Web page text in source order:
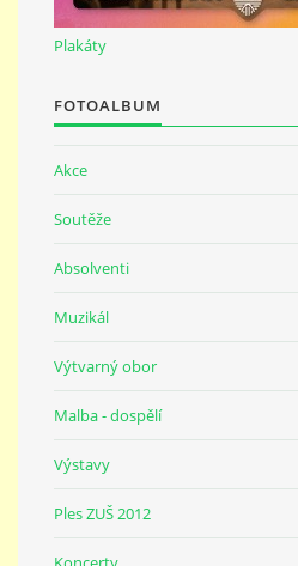
Pohořelice
© 2026 eStránky.cz
Plakáty
FOTOALBUM
Akce
Soutěže
Absolventi
Muzikál
Výtvarný obor
Malba - dospělí
Výstavy
Ples ZUŠ 2012